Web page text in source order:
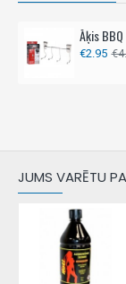
Āķis
€2.95
JUMS VARĒTU